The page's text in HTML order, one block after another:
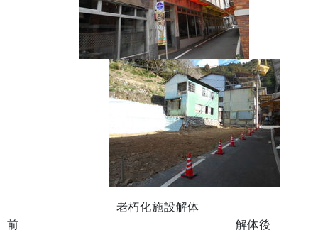
老朽化施設解体
前 解体後